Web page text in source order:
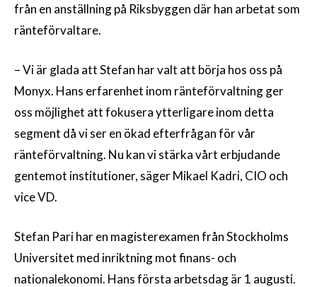
från en anställning på Riksbyggen där han arbetat som
ränteförvaltare.
– Vi är glada att Stefan har valt att börja hos oss på
Monyx. Hans erfarenhet inom ränteförvaltning ger
oss möjlighet att fokusera ytterligare inom detta
segment då vi ser en ökad efterfrågan för vår
ränteförvaltning. Nu kan vi stärka vårt erbjudande
gentemot institutioner, säger Mikael Kadri, CIO och
vice VD.
Stefan Pari har en magisterexamen från Stockholms
Universitet med inriktning mot finans- och
nationalekonomi. Hans första arbetsdag är 1 augusti.